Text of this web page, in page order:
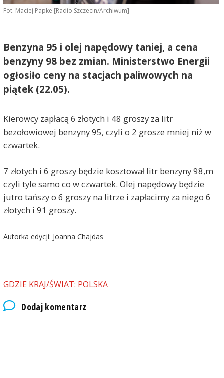
Fot. Maciej Papke [Radio Szczecin/Archiwum]
Benzyna 95 i olej napędowy taniej, a cena
benzyny 98 bez zmian. Ministerstwo Energii
ogłosiło ceny na stacjach paliwowych na
piątek (22.05).
Kierowcy zapłacą 6 złotych i 48 groszy za litr
bezołowiowej benzyny 95, czyli o 2 grosze mniej niż w
czwartek.
7 złotych i 6 groszy będzie kosztował litr benzyny 98,m
czyli tyle samo co w czwartek. Olej napędowy będzie
jutro tańszy o 6 groszy na litrze i zapłacimy za niego 6
złotych i 91 groszy.
Autorka edycji: Joanna Chajdas
GDZIE KRAJ/ŚWIAT: POLSKA
Dodaj komentarz